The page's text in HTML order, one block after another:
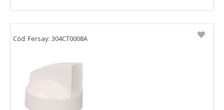
Cód. Fersay: 304CT0008A